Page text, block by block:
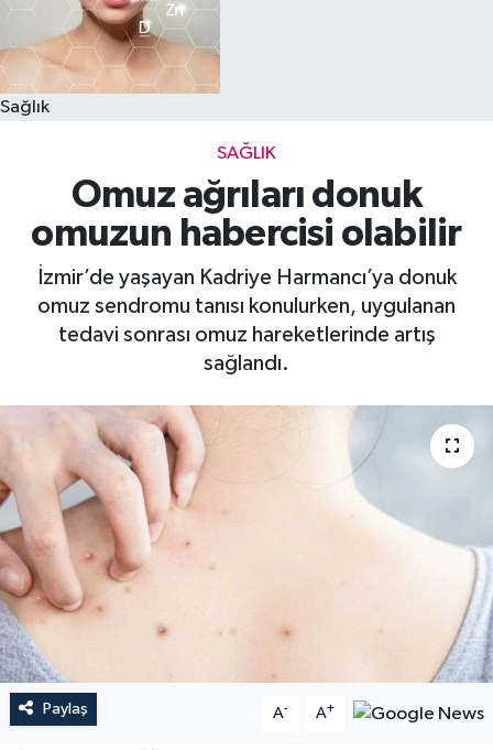
Sağlık
SAĞLIK
Omuz ağrıları donuk
omuzun habercisi olabilir
İzmir’de yaşayan Kadriye Harmancı’ya donuk
omuz sendromu tanısı konulurken, uygulanan
tedavi sonrası omuz hareketlerinde artış
sağlandı.
Paylaş A- A+